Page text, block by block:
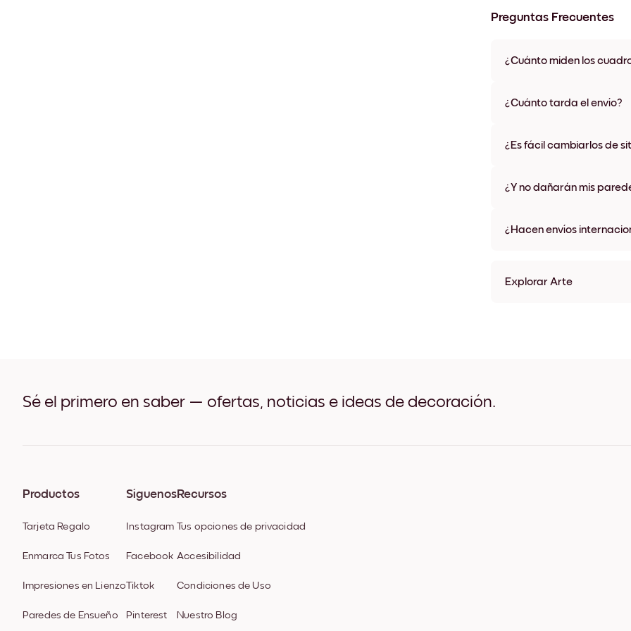
Preguntas Frecuentes
¿Cuánto miden los
materiales y colores de
¿Cuánto tarda el envío?
algunos países. Te
¿Es fácil cambiarlos de
¿Y no dañarán mis
¿Hacen envíos
Explorar Arte
Sé el primero en saber — ofertas, noticias e ideas de decoración.
Productos
Tarjeta Regalo
Enmarca Tus Fotos
Impresiones en Lienzo
Paredes de Ensueño
Síguenos
Instagram
Facebook
Tiktok
Pinterest
Recursos
Tus opciones de privacidad
Accesibilidad
Condiciones de Uso
Nuestro Blog